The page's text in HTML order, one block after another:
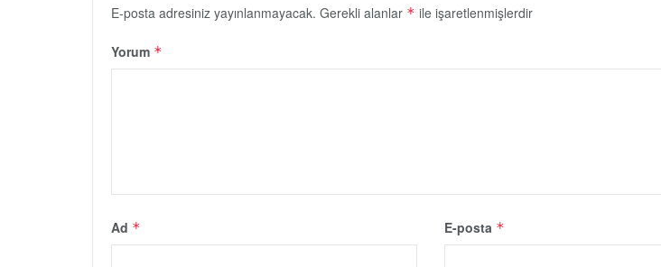
E-posta adresiniz yayınlanmayacak. Gerekli alanlar * ile işaretlenmişlerdir
Yorum *
Ad * E-posta *